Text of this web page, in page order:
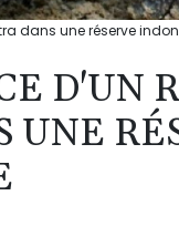
dans une réserve
D'UN
UNE